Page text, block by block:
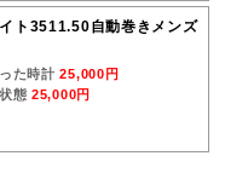
ト3511.50自動巻きメンズ
た時計25,000円
状態25,000円